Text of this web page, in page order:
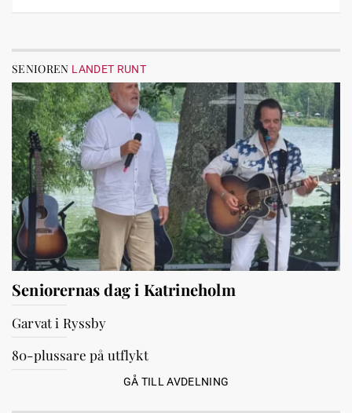
SENIOREN LANDET RUNT
Seniorernas dag i Katrineholm
Garvat i Ryssby
80-plussare på utflykt
GÅ TILL AVDELNING